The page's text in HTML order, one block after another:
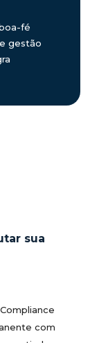
fé
gestão
sua
com